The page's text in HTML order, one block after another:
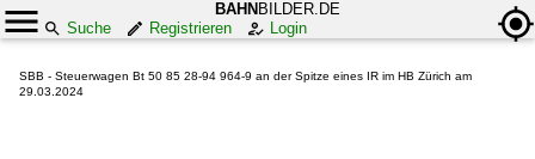
BAHN BILDER.DE
Suche
Registrieren Login
SBB - Steuerwagen Bt 50 85 28-94 964-9 an der Spitze eines IR im HB Zürich am
29.03.2024